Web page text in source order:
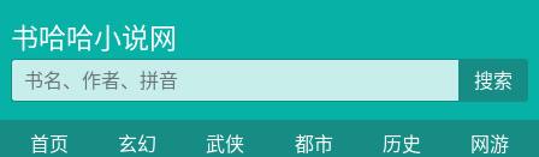
书哈哈小说网
搜索
首页 玄幻 武侠 都市 历史
网游